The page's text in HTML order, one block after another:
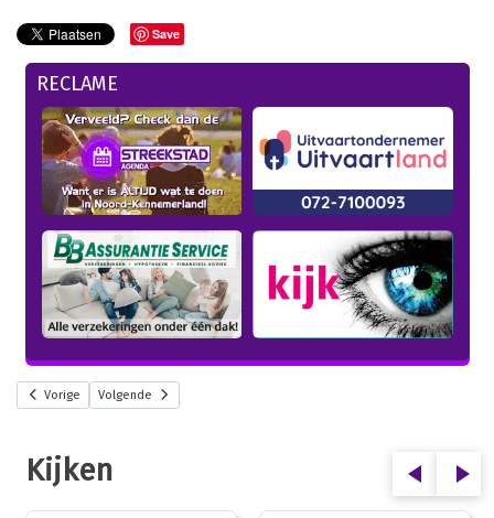
Save
RECLAME
Vorige Volgende
Kijken